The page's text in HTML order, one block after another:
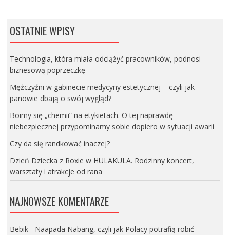
OSTATNIE WPISY
Technologia, która miała odciążyć pracowników, podnosi
biznesową poprzeczkę
Mężczyźni w gabinecie medycyny estetycznej – czyli jak
panowie dbają o swój wygląd?
Boimy się „chemii” na etykietach. O tej naprawdę
niebezpiecznej przypominamy sobie dopiero w sytuacji awarii
Czy da się randkować inaczej?
Dzień Dziecka z Roxie w HULAKULA. Rodzinny koncert,
warsztaty i atrakcje od rana
NAJNOWSZE KOMENTARZE
Bebik- Naapada Nabang, czyli jak Polacy potrafią robić